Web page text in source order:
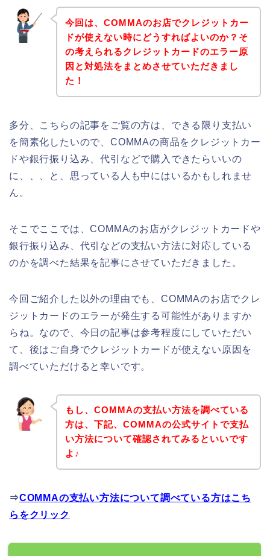
今回は、COMMAのお店でクレジットカー
ドが使えない時にどうすればよいのか？そ
の考えられるクレジットカードのエラー原
因と対処法をまとめさせていただきまし
た！
多分、こちらの記事をご覧の方は、できる限り支払い
を簡素化したいので、COMMAの商品をクレジットカー
ドや銀行振り込み、代引などで購入できたらいいの
に、、、と、思っている人も中にはいるかもしれませ
ん。
そこでここでは、COMMAのお店がクレジットカードや
銀行振り込み、代引などの支払い方法に対応している
のかを調べた結果を記事にさせていただきました。
今回ご紹介した以外の理由でも、COMMAのお店でクレ
ジットカードのエラーが発生する可能性がありますか
らね。なので、今日の記事は参考程度にしていただい
て、後はご自身でクレジットカードが使えない原因を
調べていただけると幸いです。
もし、COMMAの支払い方法を調べている
方は、下記、COMMAの公式サイトで支払
い方法について確認されてみるといいです
よ♪
⇒COMMAの支払い方法について調べている方はこち
らをクリック